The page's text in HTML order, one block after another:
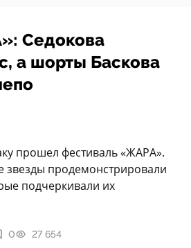
Седокова
а шорты Баскова
прошел фестиваль «ЖАРА».
звезды продемонстрировали
подчеркивали их
0 27 654